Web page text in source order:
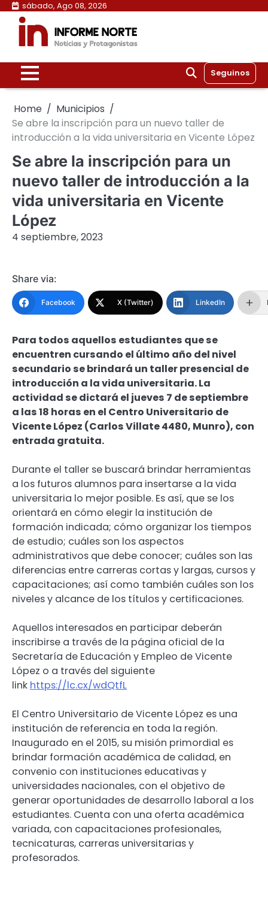
Skip
content
sábado, Ago 08, 2026
Seguinos
Home
Municipios
Se abre la inscripción para un nuevo taller de
introducción a la vida universitaria en Vicente López
Se abre la inscripción para un
nuevo taller de introducción a la
vida universitaria en Vicente
López
4 septiembre, 2023
Share via:
Facebook X (Twitter) LinkedIn
Para todos aquellos estudiantes que se
encuentren cursando el último año del nivel
secundario se brindará un taller presencial de
introducción a la vida universitaria. La
actividad se dictará el jueves 7 de septiembre
a las 18 horas en el Centro Universitario de
Vicente López (Carlos Villate 4480, Munro), con
entrada gratuita.
Durante el taller se buscará brindar herramientas
a los futuros alumnos para insertarse a la vida
universitaria lo mejor posible. Es así, que se los
orientará en cómo elegir la institución de
formación indicada; cómo organizar los tiempos
de estudio; cuáles son los aspectos
administrativos que debe conocer; cuáles son las
diferencias entre carreras cortas y largas, cursos y
capacitaciones; así como también cuáles son los
niveles y alcance de los títulos y certificaciones.
Aquellos interesados en participar deberán
inscribirse a través de la página oficial de la
Secretaría de Educación y Empleo de Vicente
López o a través del siguiente
link https://lc.cx/wdQtfL
El Centro Universitario de Vicente López es una
institución de referencia en toda la región.
Inaugurado en el 2015, su misión primordial es
brindar formación académica de calidad, en
convenio con instituciones educativas y
universidades nacionales, con el objetivo de
generar oportunidades de desarrollo laboral a los
estudiantes. Cuenta con una oferta académica
variada, con capacitaciones profesionales,
tecnicaturas, carreras universitarias y
profesorados.